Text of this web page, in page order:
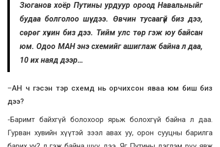
Зюганов хоёр Путины урдуур ороод Навальныйг
будаа болголоо шүү дээ. Өвчин тусаагүй биз дээ,
сөрөг хүчин биз дээ. Тийм улс төр гэж юу байсан
юм. Одоо МАН энэ схемийг ашиглаж байна л даа,
10 их наяд дээр…
–АН ч гэсэн тэр схемд нь орчихсон яваа юм биш биз
дээ?
-Баримт байхгүй болохоор ярьж болохгүй байна л даа.
Гурван хувийн хүүтэй зээл авах уу, орон сууцны барилга